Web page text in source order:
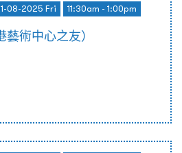
08-2025 Fri 11:30am - 1:00pm
術中心之友）